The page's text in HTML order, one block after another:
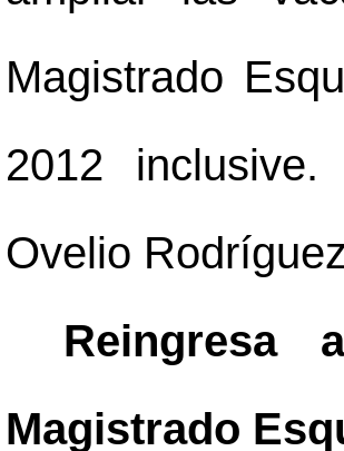
Magistrado
2012
Ovelio
Reingresa
Magistrado